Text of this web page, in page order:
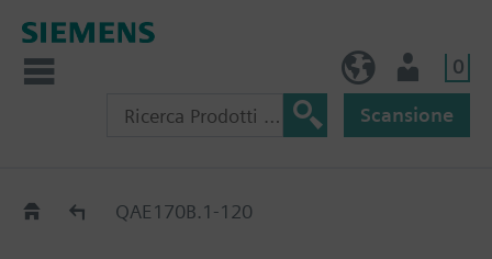
0
Scansione
Old2NewQAE170B.1-120